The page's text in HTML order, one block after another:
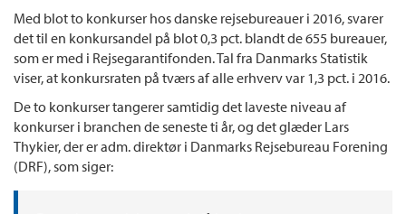
Med blot to konkurser hos danske rejsebureauer i 2016, svarer
det til en konkursandel på blot 0,3 pct. blandt de 655 bureauer,
som er med i Rejsegarantifonden. Tal fra Danmarks Statistik
viser, at konkursraten på tværs af alle erhverv var 1,3 pct. i 2016.
De to konkurser tangerer samtidig det laveste niveau af
konkurser i branchen de seneste ti år, og det glæder Lars
Thykier, der er adm. direktør i Danmarks Rejsebureau Forening
(DRF), som siger: